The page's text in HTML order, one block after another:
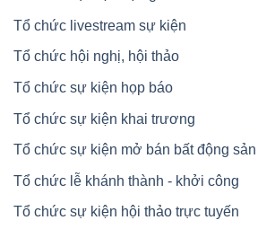
Tổ chức livestream sự kiện
Tổ chức hội nghị, hội thảo
Tổ chức sự kiện họp báo
Tổ chức sự kiện khai trương
Tổ chức sự kiện mở bán bất động sản
Tổ chức lễ khánh thành - khởi công
Tổ chức sự kiện hội thảo trực tuyến